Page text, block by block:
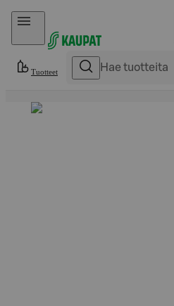
Hyppää sisältöön
Tuotteet